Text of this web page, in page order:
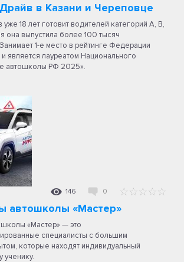
в Казани и Череповце
18 лет готовит водителей категорий A, B,
она выпустила более 100 тысяч
1-е место в рейтинге Федерации
является лауреатом Национального
автошколы РФ 2025».
146 0
автошколы «Мастер»
«Мастер» — это
специалисты с большим
которые находят индивидуальный
ученику.